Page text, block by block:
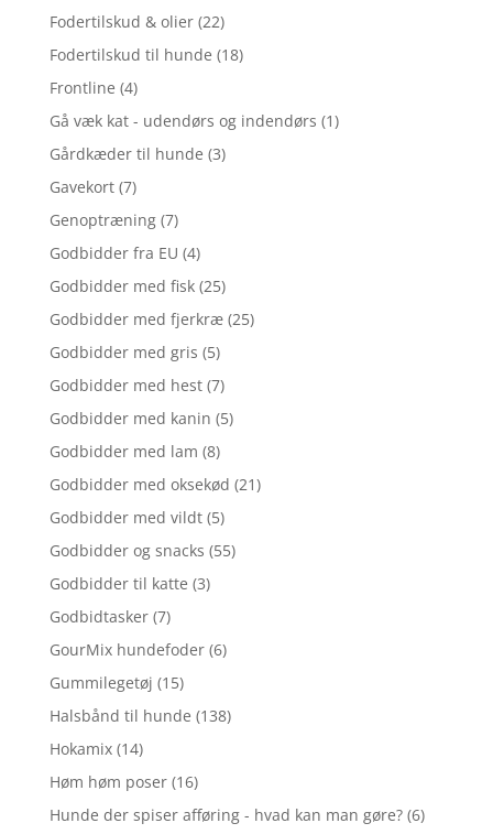
Fodertilskud & olier (22)
Fodertilskud til hunde (18)
Frontline (4)
Gå væk kat - udendørs og indendørs (1)
Gårdkæder til hunde (3)
Gavekort (7)
Genoptræning (7)
Godbidder fra EU (4)
Godbidder med fisk (25)
Godbidder med fjerkræ (25)
Godbidder med gris (5)
Godbidder med hest (7)
Godbidder med kanin (5)
Godbidder med lam (8)
Godbidder med oksekød (21)
Godbidder med vildt (5)
Godbidder og snacks (55)
Godbidder til katte (3)
Godbidtasker (7)
GourMix hundefoder (6)
Gummilegetøj (15)
Halsbånd til hunde (138)
Hokamix (14)
Høm høm poser (16)
Hunde der spiser afføring - hvad kan man gøre? (6)